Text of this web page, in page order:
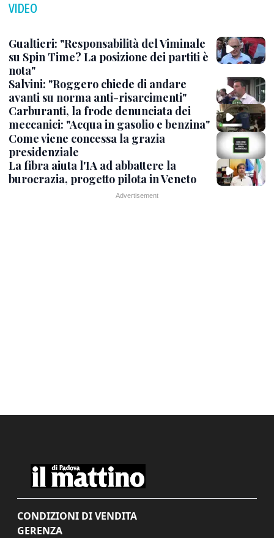
VIDEO
Gualtieri: "Responsabilità del Viminale
su Spin Time? La posizione dei partiti è
nota"
Salvini: "Roggero chiede di andare
avanti su norma anti-risarcimenti"
Carburanti, la frode denunciata dei
meccanici: "Acqua in gasolio e benzina"
Come viene concessa la grazia
presidenziale
La fibra aiuta l'IA ad abbattere la
burocrazia, progetto pilota in Veneto
CONDIZIONI DI VENDITA
GERENZA